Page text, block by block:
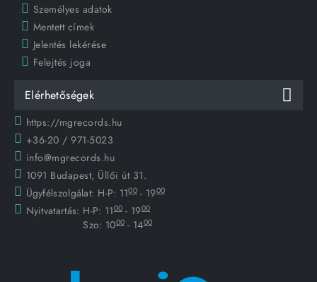
Személyes adatok
Mentett címek
Jelentés lekérése
Felejtés joga
Elérhetőségek
https://mgrecords.hu
+36-20 / 971-5023
info@mgrecords.hu
1091 Budapest, Üllői út 31.
Ügyfélszolgálat: H-P: 1100 - 1900
Nyitvatartás: H-P: 1100 - 1900
Szo: 1000 - 1400